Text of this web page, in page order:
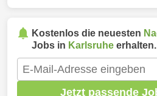
Kostenlos die neuesten
Jobs in Karlsruhe erhalten.
Jetzt passende